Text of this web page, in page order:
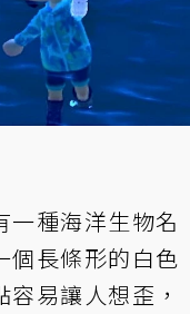
一種海洋生物名
個長條形的白色
易讓人想歪，